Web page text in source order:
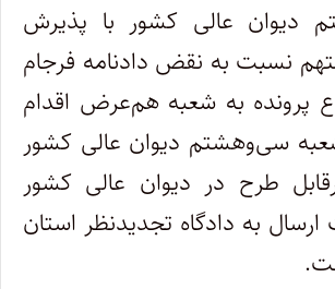
دیوان عالی کشور با پذیرش
نسبت به نقض دادنامه فرجام
پرونده به شعبه هم‌عرض اقدام
سی‌وهشتم دیوان عالی کشور
طرح در دیوان عالی کشور
به دادگاه تجدیدنظر استان